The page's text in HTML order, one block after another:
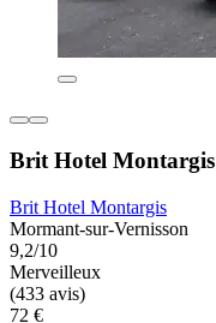
Brit Hotel Montargis
Brit Hotel Montargis
Mormant-sur-Vernisson
9,2/10
Merveilleux
(433 avis)
72 €